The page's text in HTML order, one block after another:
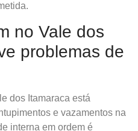
no Vale dos
problemas de
dos Itamaraca está
e vazamentos na
interna em ordem é